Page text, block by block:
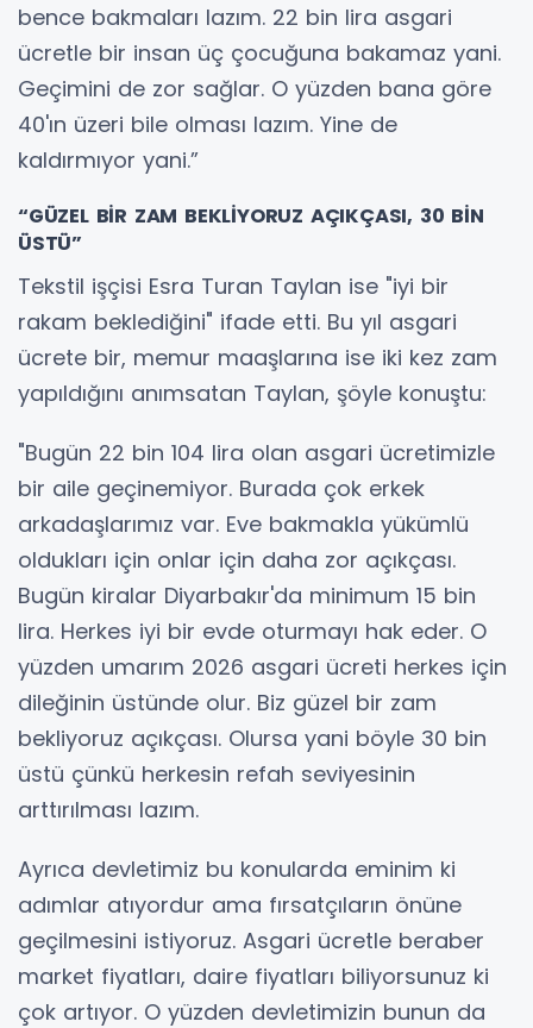
bence bakmaları lazım. 22 bin lira asgari
ücretle bir insan üç çocuğuna bakamaz yani.
Geçimini de zor sağlar. O yüzden bana göre
40'ın üzeri bile olması lazım. Yine de
kaldırmıyor yani.”
“GÜZEL BİR ZAM BEKLİYORUZ AÇIKÇASI, 30 BİN
ÜSTÜ”
Tekstil işçisi Esra Turan Taylan ise "iyi bir
rakam beklediğini" ifade etti. Bu yıl asgari
ücrete bir, memur maaşlarına ise iki kez zam
yapıldığını anımsatan Taylan, şöyle konuştu:
"Bugün 22 bin 104 lira olan asgari ücretimizle
bir aile geçinemiyor. Burada çok erkek
arkadaşlarımız var. Eve bakmakla yükümlü
oldukları için onlar için daha zor açıkçası.
Bugün kiralar Diyarbakır'da minimum 15 bin
lira. Herkes iyi bir evde oturmayı hak eder. O
yüzden umarım 2026 asgari ücreti herkes için
dileğinin üstünde olur. Biz güzel bir zam
bekliyoruz açıkçası. Olursa yani böyle 30 bin
üstü çünkü herkesin refah seviyesinin
arttırılması lazım.
Ayrıca devletimiz bu konularda eminim ki
adımlar atıyordur ama fırsatçıların önüne
geçilmesini istiyoruz. Asgari ücretle beraber
market fiyatları, daire fiyatları biliyorsunuz ki
çok artıyor. O yüzden devletimizin bunun da